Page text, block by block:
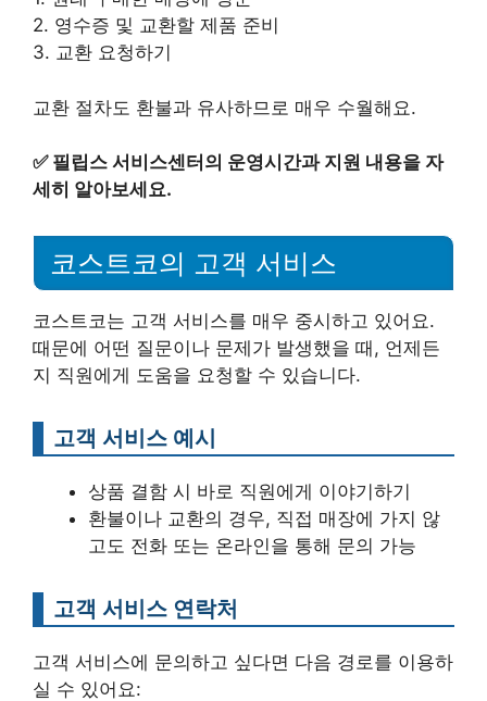
2. 영수증 및 교환할 제품 준비
3. 교환 요청하기
교환 절차도 환불과 유사하므로 매우 수월해요.
✅ 필립스 서비스센터의 운영시간과 지원 내용을 자
세히 알아보세요.
코스트코의 고객 서비스
코스트코는 고객 서비스를 매우 중시하고 있어요.
때문에 어떤 질문이나 문제가 발생했을 때, 언제든
지 직원에게 도움을 요청할 수 있습니다.
고객 서비스 예시
상품 결함 시 바로 직원에게 이야기하기
환불이나 교환의 경우, 직접 매장에 가지 않
고도 전화 또는 온라인을 통해 문의 가능
고객 서비스 연락처
고객 서비스에 문의하고 싶다면 다음 경로를 이용하
실 수 있어요: